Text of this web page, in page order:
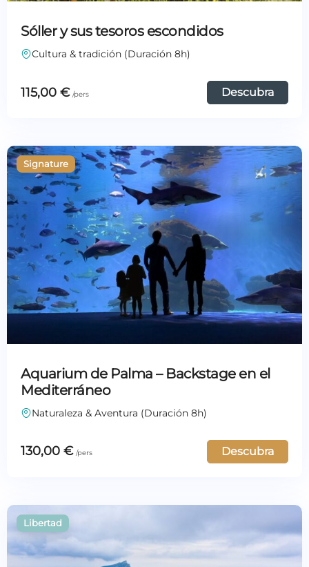
Sóller y sus tesoros escondidos
Cultura & tradición (Duración 8h)
115,00 € Descubra
Aquarium de Palma – Backstage en el
Mediterráneo
Naturaleza & Aventura (Duración 8h)
130,00 € Descubra